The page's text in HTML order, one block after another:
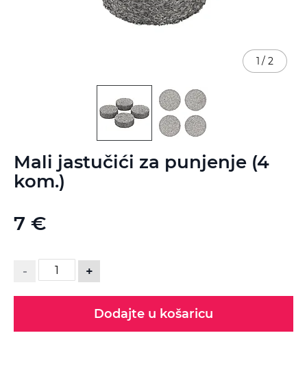
Mali jastučići za punjenje (4
kom.)
7 €
- +
Dodajte u košaricu
1 / 2
to
the
beginning
the
images